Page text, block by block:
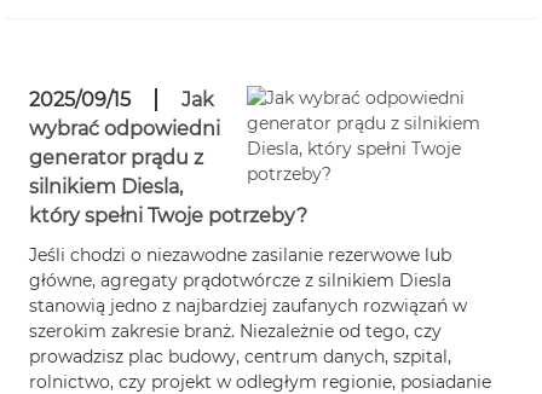
2025/09/15
Jak
wybrać odpowiedni
generator prądu z
silnikiem Diesla,
który spełni Twoje potrzeby?
Jeśli chodzi o niezawodne zasilanie rezerwowe lub
główne, agregaty prądotwórcze z silnikiem Diesla
stanowią jedno z najbardziej zaufanych rozwiązań w
szerokim zakresie branż. Niezależnie od tego, czy
prowadzisz plac budowy, centrum danych, szpital,
rolnictwo, czy projekt w odległym regionie, posiadanie